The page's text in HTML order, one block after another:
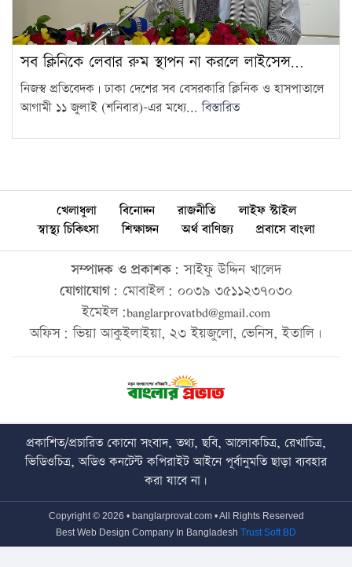
সব ক্লিনিকে লেবার রুম স্থাপন না করলে লাইসেন্স…
নিজস্ব প্রতিবেদক | ঢাকা দেশের সব বেসরকারি ক্লিনিক ও হাসপাতালে
আগামী ১১ জুলাই (শনিবার)-এর মধ্যে...বিস্তারিত
খেলাধুলা বিনোদন রাজনীতি
লাইফ স্টাইল
স্বাস্থ্য চিকিৎসা
শিক্ষাঙ্গন অর্থ বাণিজ্য প্রবাসে বাংলা
সম্পাদক ও প্রকাশক: সাইফু উদ্দিন খালেদ
যোগাযোগ: মোবাইল: ০০৩৯ ৩৫১১২৩৭০৩০
ইমেইল:banglarprovatbd@gmail.com
অফিস: ভিয়া আকুইলাইয়া, ২৩ ইয়জুলো, ভেনিস, ইতালি।
প্রকাশিত/প্রচারিত কোনো সংবাদ, তথ্য, ছবি, আলোকচিত্র, রেখাচিত্র,
ভিডিওচিত্র, অডিও কনটেন্ট কপিরাইট আইনে পূর্বানুমতি ছাড়া ব্যবহার
করা যাবে না।
Copyright © 2026 • banglarprovat.com • All Rights Reserved
Best Web Design Company In Bangladesh Trust Soft BD